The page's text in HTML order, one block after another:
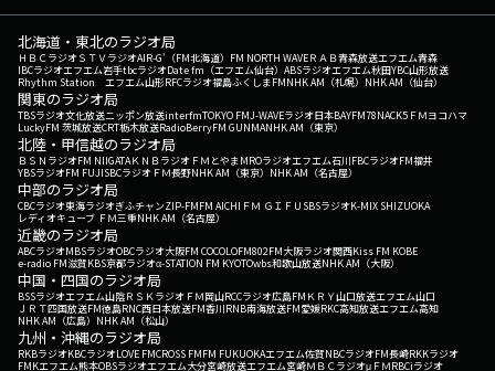
北海道・東北のラジオ局
ＨＢＣラジオＳＴＶラジオAIR-G'（FM北海道） FM NORTH WAVEＲＡＢ青森放送エフエム青森
IBCラジオエフエム岩手tbcラジオDate fm（エフエム仙台） ABSラジオエフエム秋田YBC山形放送
Rhythm Station エフエム山形RFCラジオ福島ふくしまFMNHK AM（札幌） NHK AM（仙台）
関東のラジオ局
TBSラジオ文化放送ニッポン放送interfmTOKYO FMJ-WAVEラジオ日本BAYFM78NACK5 ＦＭヨコハマ
LuckyFM 茨城放送CRT栃木放送RadioBerryFM GUNMANHK AM（東京）
北陸・甲信越のラジオ局
ＢＳＮラジオFM NIIGATAＫＮＢラジオ ＦＭとやまMROラジオエフエム石川FBCラジオFM福井
YBSラジオFM FUJISBCラジオ ＦＭ長野NHK AM（東京） NHK AM（名古屋）
中部のラジオ局
CBCラジオ東海ラジオぎふチャンZIP-FMFM AICHI ＦＭ ＧＩＦＵ SBSラジオK-MIX SHIZUOKA
レディオキューブ ＦＭ三重NHK AM（名古屋）
近畿のラジオ局
ABCラジオMBSラジオOBCラジオ大阪FM COCOLOFM802FM大阪ラジオ関西Kiss FM KOBE
e-radio FM滋賀KBS京都ラジオα-STATION FM KYOTOwbs和歌山放送NHK AM（大阪）
中国・四国のラジオ局
BSSラジオエフエム山陰ＲＳＫラジオ ＦＭ岡山RCCラジオ広島FM ＫＲＹ山口放送エフエム山口
ＪＲＴ四国放送FM徳島RNC西日本放送FM香川RNB南海放送FM愛媛RKC高知放送エフエム高知
NHK AM（広島） NHK AM（松山）
九州・沖縄のラジオ局
RKBラジオKBCラジオLOVE FMCROSS FMFM FUKUOKAエフエム佐賀NBCラジオFM長崎RKKラジオ
FMKエフエム熊本OBSラジオエフエム大分宮崎放送エフエム宮崎ＭＢＣラジオμＦＭRBCiラジオ